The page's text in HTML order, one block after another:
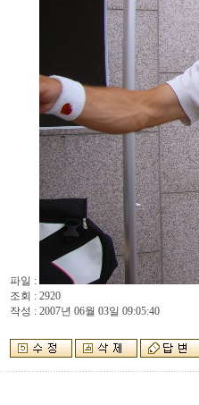
파일 :
조회 : 2920
작성 : 2007년 06월 03일 09:05:40